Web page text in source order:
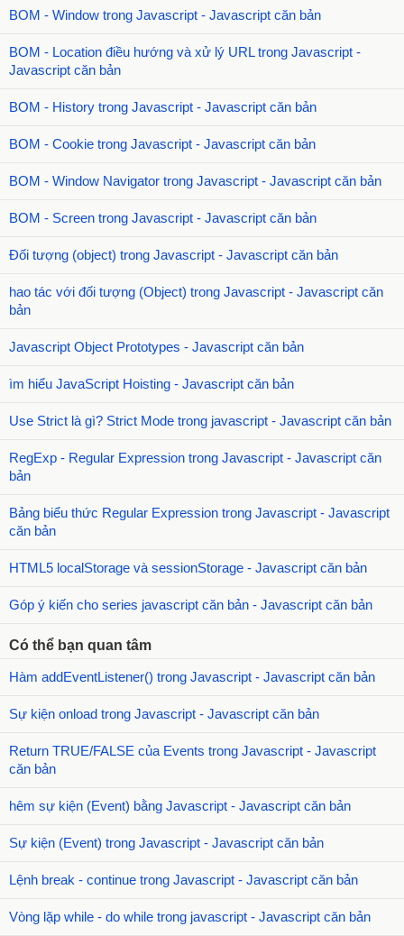
BOM - Window trong Javascript - Javascript căn bản
BOM - Location điều hướng và xử lý URL trong Javascript -
Javascript căn bản
BOM - History trong Javascript - Javascript căn bản
BOM - Cookie trong Javascript - Javascript căn bản
BOM - Window Navigator trong Javascript - Javascript căn bản
BOM - Screen trong Javascript - Javascript căn bản
Đối tượng (object) trong Javascript - Javascript căn bản
hao tác với đối tượng (Object) trong Javascript - Javascript căn
bản
Javascript Object Prototypes - Javascript căn bản
ìm hiểu JavaScript Hoisting - Javascript căn bản
Use Strict là gì? Strict Mode trong javascript - Javascript căn bản
RegExp - Regular Expression trong Javascript - Javascript căn
bản
Bảng biểu thức Regular Expression trong Javascript - Javascript
căn bản
HTML5 localStorage và sessionStorage - Javascript căn bản
Góp ý kiến cho series javascript căn bản - Javascript căn bản
Có thể bạn quan tâm
Hàm addEventListener() trong Javascript - Javascript căn bản
Sự kiện onload trong Javascript - Javascript căn bản
Return TRUE/FALSE của Events trong Javascript - Javascript
căn bản
hêm sự kiện (Event) bằng Javascript - Javascript căn bản
Sự kiện (Event) trong Javascript - Javascript căn bản
Lệnh break - continue trong Javascript - Javascript căn bản
Vòng lặp while - do while trong javascript - Javascript căn bản